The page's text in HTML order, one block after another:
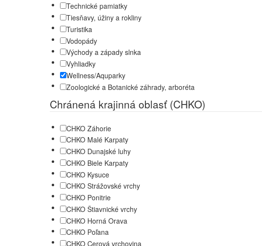
Technické pamiatky
Tiesňavy, úžiny a rokliny
Turistika
Vodopády
Východy a západy slnka
Vyhliadky
Wellness/Aquparky
Zoologické a Botanické záhrady, arboréta
Chránená krajinná oblasť (CHKO)
CHKO Záhorie
CHKO Malé Karpaty
CHKO Dunajské luhy
CHKO Biele Karpaty
CHKO Kysuce
CHKO Strážovské vrchy
CHKO Ponitrie
CHKO Štiavnické vrchy
CHKO Horná Orava
CHKO Poľana
CHKO Cerová vrchovina